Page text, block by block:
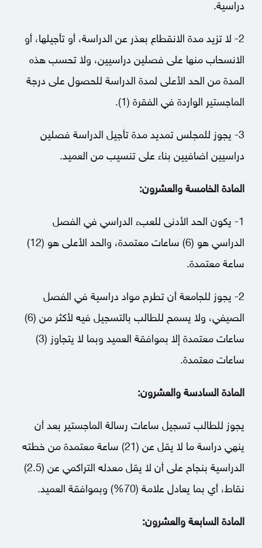
دراسية.
2- لا تزيد مدة الانقطاع بعذر عن الدراسة، أو تأجيلها، أو
الانسحاب منها على فصلين دراسيين، ولا تحسب هذه
المدة من الحد الأعلى لمدة الدراسة للحصول على درجة
الماجستير الواردة في الفقرة (1).
3- يجوز للمجلس تمديد مدة تأجيل الدراسة فصلين
دراسيين اضافيين بناء على تنسيب من العميد.
المادة الخامسة والعشرون:
1- يكون الحد الأدنى للعبء الدراسي في الفصل
الدراسي هو (6) ساعات معتمدة، والحد الأعلى هو (12)
ساعة معتمدة.
2- يجوز للجامعة أن تطرح مواد دراسية في الفصل
الصيفي، ولا يسمح للطالب بالتسجيل فيه لأكثر من (6)
ساعات معتمدة إلا بموافقة العميد وبما لا يتجاوز (3)
ساعات معتمدة.
المادة السادسة والعشرون:
يجوز للطالب تسجيل ساعات رسالة الماجستير بعد أن
ينهي دراسة ما لا يقل عن (21) ساعة معتمدة من خطته
الدراسية بنجاح على أن لا يقل معدله التراكمي عن (2.5)
نقاط، أي بما يعادل علامة (70%) وبموافقة العميد.
المادة السابعة والعشرون: